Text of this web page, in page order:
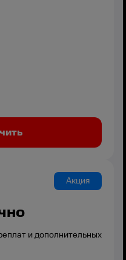
Акция
и дополнительных